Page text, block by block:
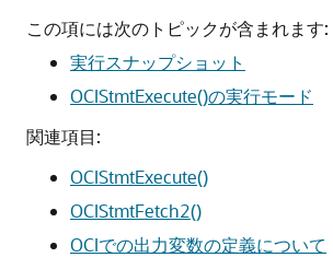
この項には次のトピックが含まれます:
実行スナップショット
OCIStmtExecute()の実行モード
関連項目:
OCIStmtExecute()
OCIStmtFetch2()
OCIでの出力変数の定義について